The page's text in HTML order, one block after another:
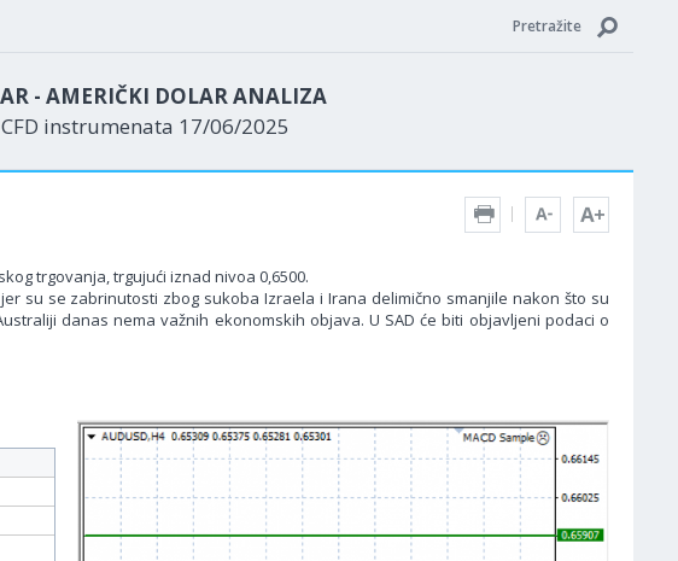
Pretražite
- AMERIČKI DOLAR ANALIZA
instrumenata 17/06/2025
trgovanja, trgujući iznad nivoa 0,6500.
su se zabrinutosti zbog sukoba Izraela i Irana delimično smanjile nakon što su
danas nema važnih ekonomskih objava. U SAD će biti objavljeni podaci o